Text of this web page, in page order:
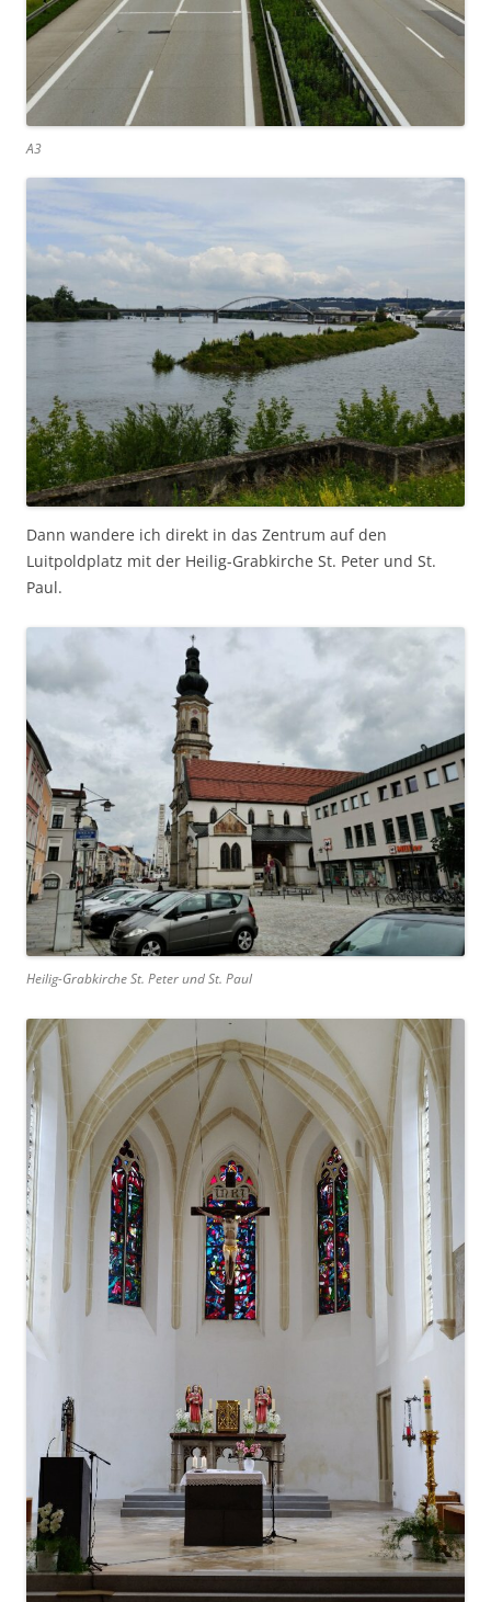
A3
Dann wandere ich direkt in das Zentrum auf den
Luitpoldplatz mit der Heilig-Grabkirche St. Peter und St.
Paul.
Heilig-Grabkirche St. Peter und St. Paul